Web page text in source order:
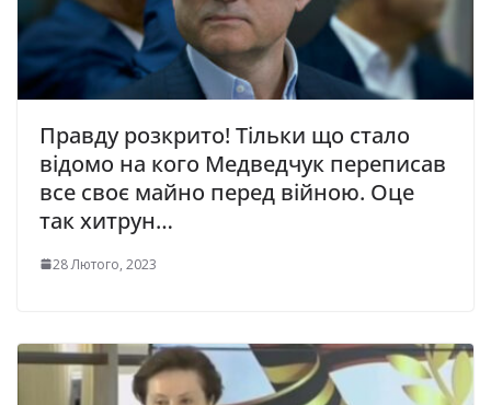
Правду розкрито! Тільки що стало
відомо на кого Медведчук переписав
все своє майно перед війною. Оце
так хитрун…
28 Лютого, 2023